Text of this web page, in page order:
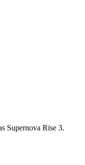
Supernova Rise 3.